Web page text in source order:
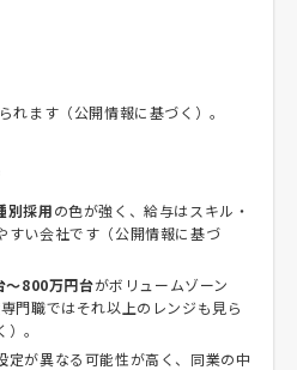
れます（公開情報に基づく）。
別採用の色が強く、給与はスキル・
すい会社です（公開情報に基づ
～800万円台がボリュームゾーン
門職ではそれ以上のレンジも見ら
。
定が異なる可能性が高く、同業の中